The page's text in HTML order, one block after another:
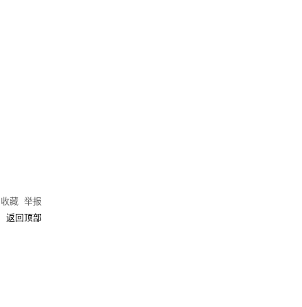
收藏 举报
返回顶部